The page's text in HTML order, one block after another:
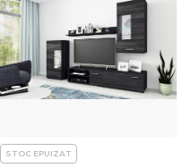
STOC EPUIZAT